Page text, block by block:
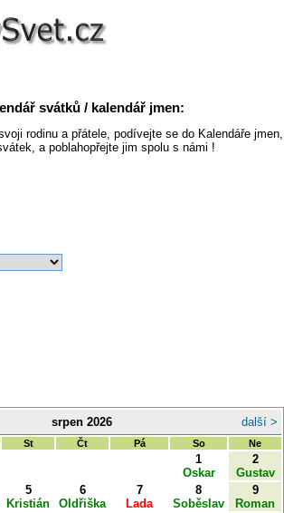
svátků / kalendář jmen:
rodinu a přátele, podívejte se do Kalendáře jmen,
a poblahopřejte jim spolu s námi !
srpen 2026 další >
St Čt Pá So Ne
1
Oskar
2
Gustav
5
Kristián
6
Oldřiška
7
Lada
8
Soběslav
9
Roman